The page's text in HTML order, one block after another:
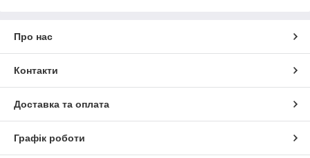
Про нас
Контакти
Доставка та оплата
Графік роботи